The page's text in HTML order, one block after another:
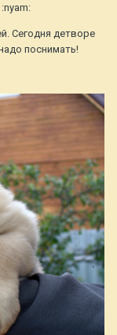
Сегодня детворе
поснимать!